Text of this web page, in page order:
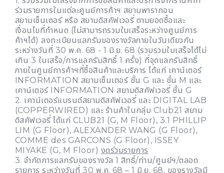
ร่วมรายการในแต่ละศูนย์การค้าฯ สยามพารากอน
สยามเซ็นเตอร์ หรือ สยามดิสคัฟเวอรี่ ตามยอดซื้อและ
เงื่อนไขที่กำหนด (ไม่สามารถรวมใบเสร็จระหว่างศูนย์การ
ค้าฯได้) ลงทะเบียนแลกรับของรางวัลภายในวันเดียวกัน
ระหว่างวันที่ 30 พ.ค. 68 - 1 มิ.ย. 68 (รวบรวมใบเสร็จได้ไม่
เกิน 3 ใบเสร็จ/การแลกรับสิทธิ์ 1 ครั้ง) ที่จุดแลกรับสิทธิ์
ภายในศูนย์การค้าฯที่ซื้อสินค้าและบริการ ได้แก่ เคาน์เตอร์
INFORMATION สยามเซ็นเตอร์ ชั้น G และ ชั้น M และ
เคาน์เตอร์ INFORMATION สยามดิสคัฟเวอรี่ ชั้น G
2. เคาน์เตอร์แบรนด์สยามดิสคัฟเวอรี่ และ DIGITAL LAB
(COPPERWIRED) และ ร้านค้าในกลุ่ม Club21 สยาม
ดิสคัฟเวอรี่ ได้แก่ CLUB21 (G, M Floor), 3.1 PHILLIP
LIM (G Floor), ALEXANDER WANG (G Floor),
COMME des GARCONS (G Floor), ISSEY
MIYAKE (G, M Floor) งดร่วมรายการ
3. จำกัดการแลกรับของรางวัล 1 สิทธิ์/ท่าน/ศูนย์ฯ/ตลอด
รายการ ระหว่างวันที่ 30 พ.ค. 68 – 1 มิ.ย. 68, ของรางวัลมี